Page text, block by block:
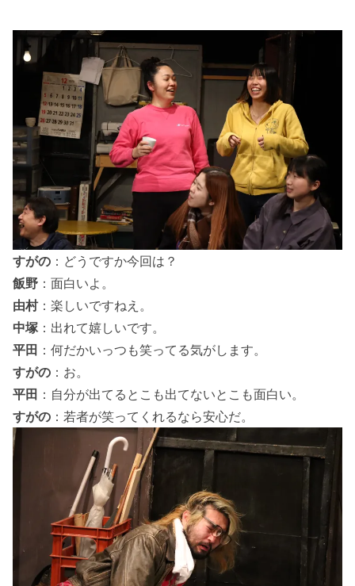
すがの ：どうですか今回は？
飯野 ：面白いよ。
由村：楽しいですねえ。
中塚 ：出れて嬉しいです。
平田 ：何だかいっつも笑ってる気がします。
すがの ：お。
平田 ：自分が出てるとこも出てないとこも面白い。
すがの ：若者が笑ってくれるなら安心だ。